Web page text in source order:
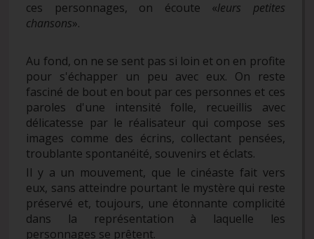
ces personnages, on écoute «leurs petites
chansons».
Au fond, on ne se sent pas si loin et on en profite
pour s'échapper un peu avec eux. On reste
fasciné de bout en bout par ces personnes et ces
paroles d'une intensité folle, recueillis avec
délicatesse par le réalisateur qui compose ses
images comme des écrins, collectant pensées,
troublante spontanéité, souvenirs et éclats.
Il y a un mouvement, que le cinéaste fait vers
eux, sans atteindre pourtant le mystère qui reste
préservé et, toujours, une étonnante complicité
dans la représentation à laquelle les
personnages se prêtent.